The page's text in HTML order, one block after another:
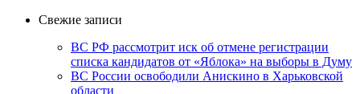
Свежие записи
ВС РФ рассмотрит иск об отмене регистрации
списка кандидатов от «Яблока» на выборы в Думу
ВС России освободили Анискино в Харьковской
области